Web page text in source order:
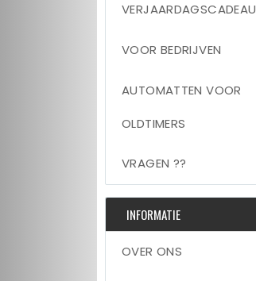
VERJAARDAGSCADEAU
VOOR BEDRIJVEN
AUTOMATTEN VOOR
OLDTIMERS
VRAGEN ??
INFORMATIE
OVER ONS